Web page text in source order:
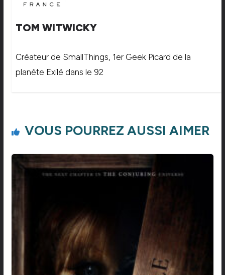
TOM WITWICKY
Créateur de SmallThings, 1er Geek Picard de la
planète Exilé dans le 92
VOUS POURREZ AUSSI AIMER